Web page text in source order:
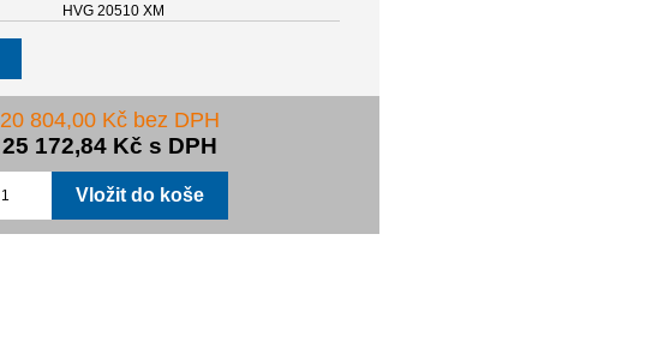
HVG 20510 XM
20 804,00 Kč bez DPH
25 172,84 Kč s DPH